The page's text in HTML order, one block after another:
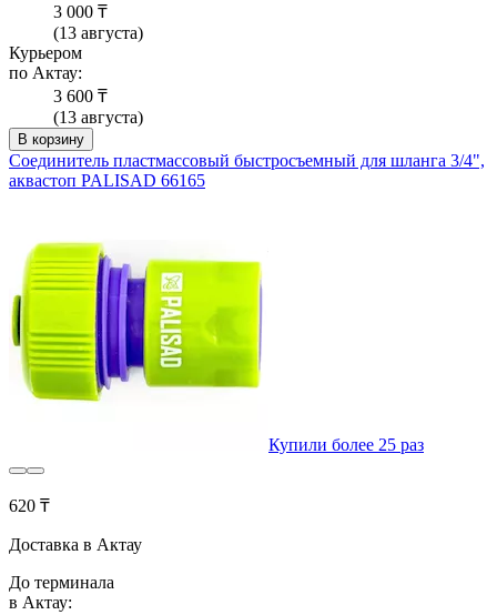
3 000 ₸
(13 августа)
Курьером
по Актау:
3 600 ₸
(13 августа)
В корзину
Соединитель пластмассовый быстросъемный для шланга 3/4",
аквастоп PALISAD 66165
Купили более 25 раз
620 ₸
Доставка в Актау
До терминала
в Актау: